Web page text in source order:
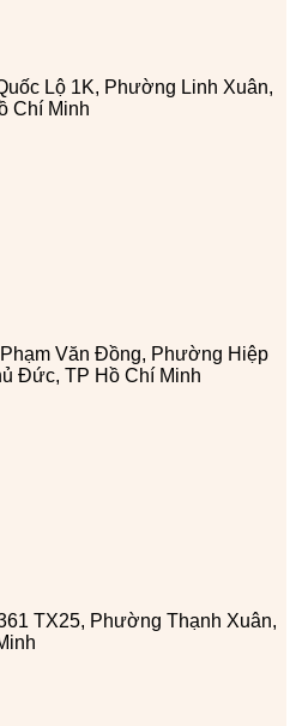
Lộ 1K, Phường Linh Xuân,
Chí Minh
Văn Đồng, Phường Hiệp
Đức, TP Hồ Chí Minh
TX25, Phường Thạnh Xuân,